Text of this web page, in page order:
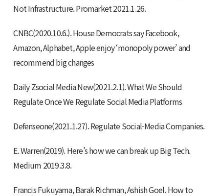
Not Infrastructure. Promarket 2021.1.26.
CNBC(2020.10.6.). House Democrats say Facebook,
Amazon, Alphabet, Apple enjoy ‘monopoly power’ and
recommend big changes
Daily Zsocial Media New(2021.2.1). What We Should
Regulate Once We Regulate Social Media Platforms
Defenseone(2021.1.27). Regulate Social-Media Companies.
E. Warren(2019). Here’s how we can break up Big Tech.
Medium 2019.3.8.
Francis Fukuyama, Barak Richman, Ashish Goel. How to